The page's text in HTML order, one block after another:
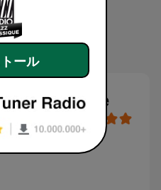
& Classique
les jazz
ール